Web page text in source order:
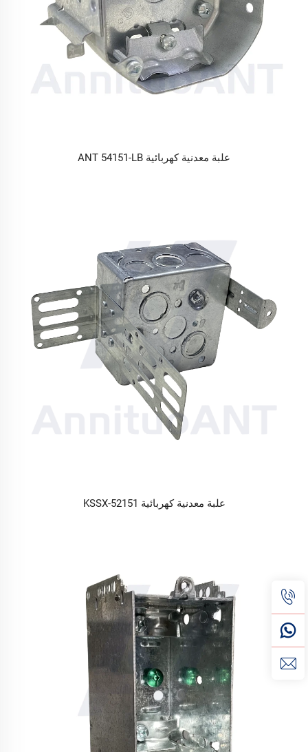
علبة معدنية كهربائية ANT 54151-LB
علبة معدنية كهربائية 52151-KSSX